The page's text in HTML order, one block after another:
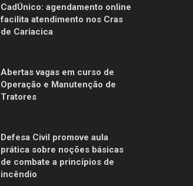
CadÚnico: agendamento online
facilita atendimento nos Cras
de Cariacica
Abertas vagas em curso de
Operação e Manutenção de
Tratores
Defesa Civil promove aula
prática sobre noções básicas
de combate a princípios de
incêndio